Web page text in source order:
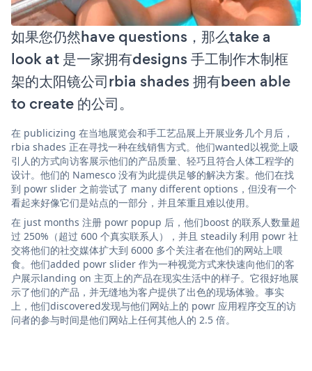
如果您仍然have questions，那么take a
look at 是一家拥有designs 手工制作木制框
架的太阳镜公司rbia shades 拥有been able
to create 的公司。
在 publicizing 在当地展览会和手工艺品展上开展业务几个月后，
rbia shades 正在寻找一种在线销售方式。他们wanted以视觉上吸
引人的方式向访客展示他们的产品质量、轻巧且符合人体工程学的
设计。他们的 Namesco 没有为此提供足够的解决方案。他们在找
到 powr slider 之前尝试了 many different options，但没有一个
看起来好像它们是站点的一部分，并且笨重且难以使用。
在 just months 注册 powr popup 后，他们boost 的联系人数量超
过 250%（超过 600 个真实联系人），并且 steadily 利用 powr 社
交将他们的社交媒体扩大到 6000 多个关注者在他们的网站上喂
食。他们added powr slider 作为一种视觉方式来快速向他们的客
户展示landing on 主页上的产品在现实生活中的样子。它很好地展
示了他们的产品，并无缝地为客户提供了出色的现场体验。事实
上，他们discovered发现与他们网站上的 powr 应用程序交互的访
问者的参与时间是他们网站上任何其他人的 2.5 倍。